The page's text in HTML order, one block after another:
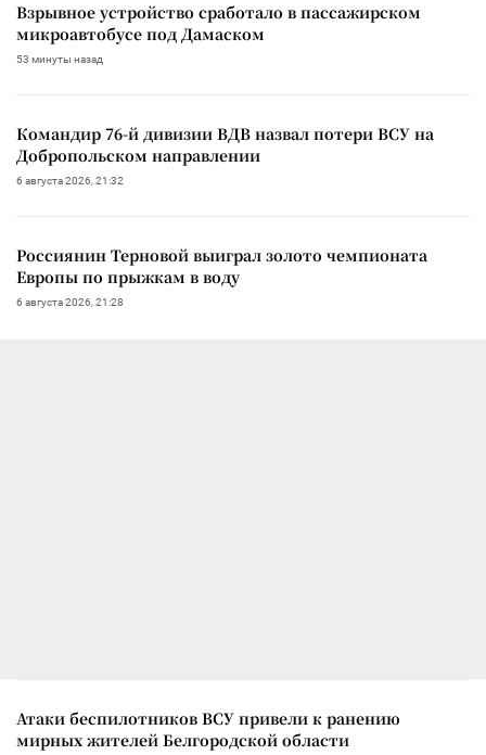
Взрывное устройство сработало в пассажирском
микроавтобусе под Дамаском
53 минуты назад
Командир 76-й дивизии ВДВ назвал потери ВСУ на
Добропольском направлении
6 августа 2026, 21:32
Россиянин Терновой выиграл золото чемпионата
Европы по прыжкам в воду
6 августа 2026, 21:28
Атаки беспилотников ВСУ привели к ранению
мирных жителей Белгородской области